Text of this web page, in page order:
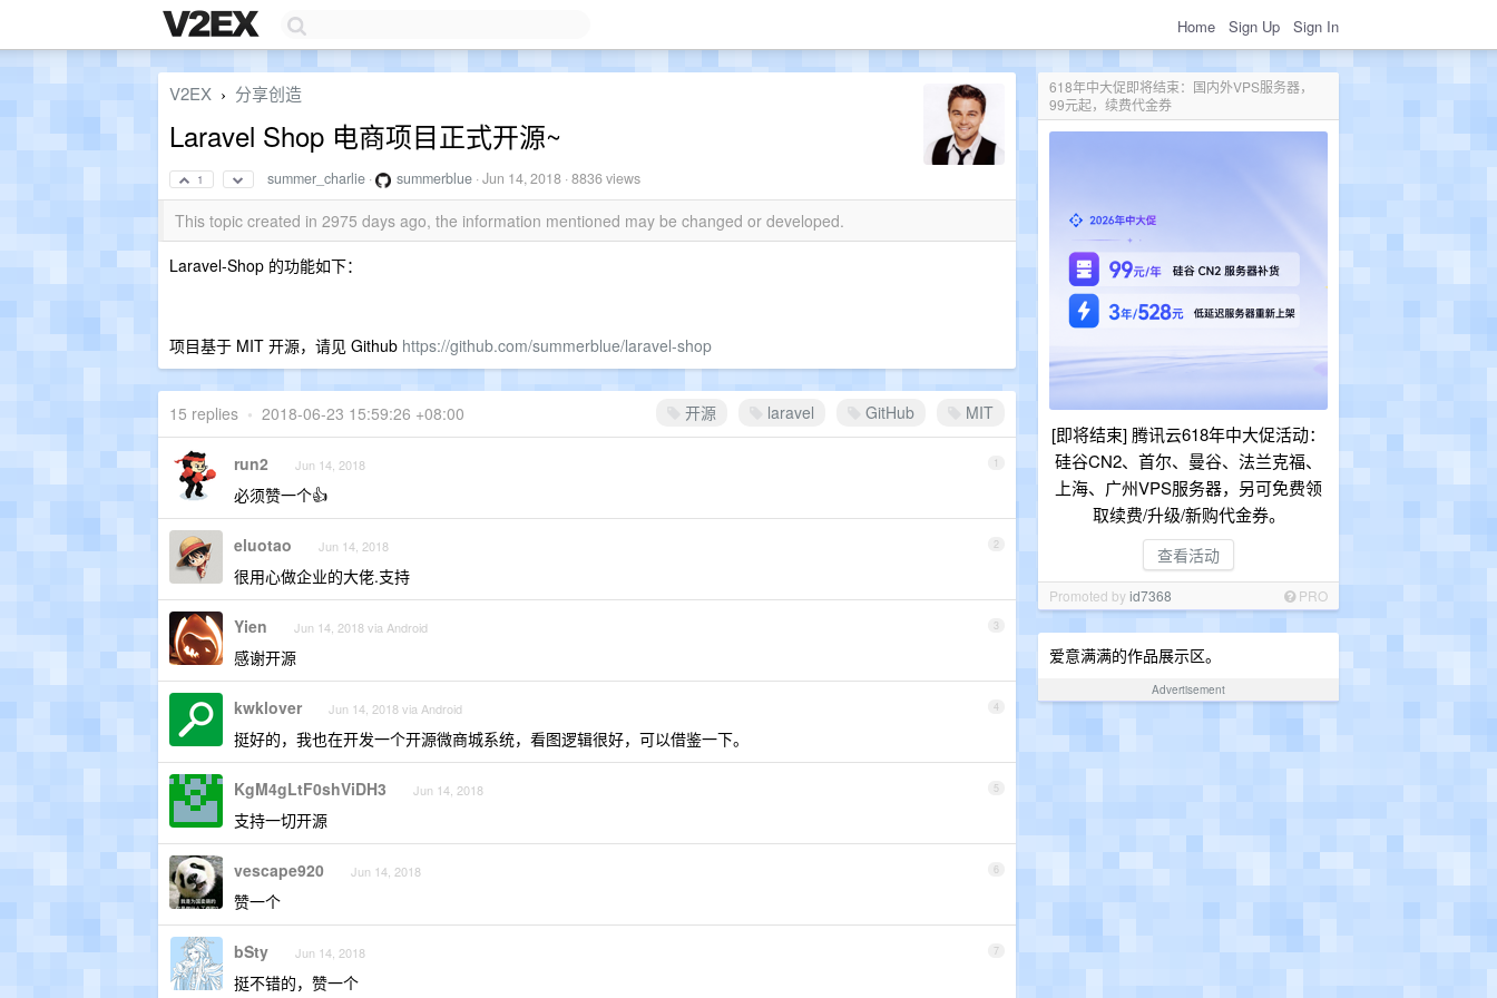
Home Sign Up Sign In
618年中大促即将结束：国内外VPS服务器，
99元起，续费代金券
[即将结束] 腾讯云618年中大促活动：
硅谷CN2、首尔、曼谷、法兰克福、
上海、广州VPS服务器，另可免费领
取续费/升级/新购代金券。
查看活动
Promoted byid7368 PRO
爱意满满的作品展示区。
Advertisement
V2EX › 分享创造
Laravel Shop 电商项目正式开源~
1 summer_charlie · summerblue ·Jun 14, 2018 · 8836 views
This topic created in 2975 days ago, the information mentioned may be changed or developed.
Laravel-Shop 的功能如下：
项目基于 MIT 开源，请见 Github https://github.com/summerblue/laravel-shop
开源 laravel GitHub MIT
15 replies • 2018-06-23 15:59:26 +08:00
1
run2 Jun 14, 2018
必须赞一个👍
2
eluotao Jun 14, 2018
很用心做企业的大佬.支持
3
Yien Jun 14, 2018 via Android
感谢开源
4
kwklover Jun 14, 2018 via Android
挺好的，我也在开发一个开源微商城系统，看图逻辑很好，可以借鉴一下。
5
KgM4gLtF0shViDH3 Jun 14, 2018
支持一切开源
6
vescape920 Jun 14, 2018
赞一个
7
bSty Jun 14, 2018
挺不错的，赞一个